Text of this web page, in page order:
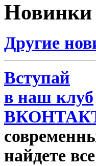
Новинки
Другие
Вступай
в наш клуб
найдете